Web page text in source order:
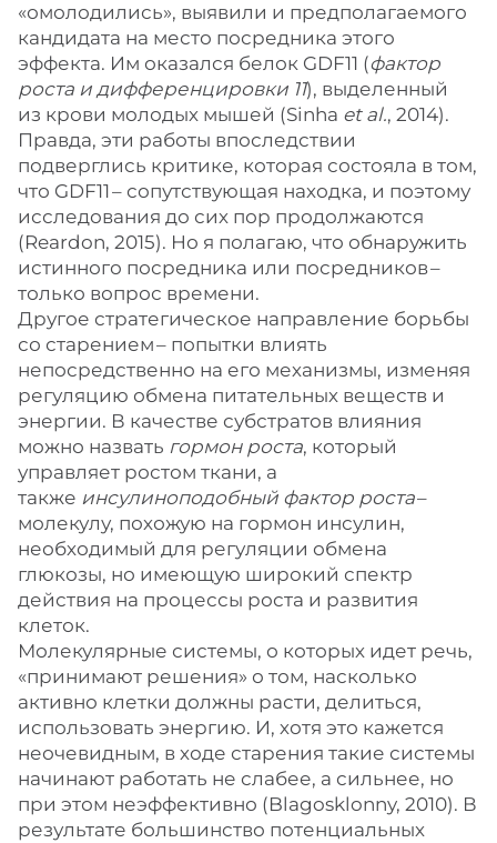
«омолодились», выявили и предполагаемого
кандидата на место посредника этого
эффекта. Им оказался белок GDF11 (фактор
роста и дифференцировки 11), выделенный
из крови молодых мышей (Sinha et al., 2014).
Правда, эти работы впоследствии
подверглись критике, которая состояла в том,
что GDF11 – ​сопутствующая находка, и поэтому
исследования до сих пор продолжаются
(Reardon, 2015). Но я полагаю, что обнаружить
истинного посредника или посредников – ​
только вопрос времени.
Другое стратегическое направление борьбы
со старением – ​попытки влиять
непосредственно на его механизмы, изменяя
регуляцию обмена питательных веществ и
энергии. В качестве субстратов влияния
можно назвать гормон роста, который
управляет ростом ткани, а
также инсулиноподобный фактор роста– ​
молекулу, похожую на гормон инсулин,
необходимый для регуляции обмена
глюкозы, но имеющую широкий спектр
действия на процессы роста и развития
клеток.
Молекулярные системы, о которых идет речь,
«принимают решения» о том, насколько
активно клетки должны расти, делиться,
использовать энергию. И, хотя это кажется
неочевидным, в ходе старения такие системы
начинают работать не слабее, а сильнее, но
при этом неэффективно (Blagosklonny, 2010). В
результате большинство потенциальных